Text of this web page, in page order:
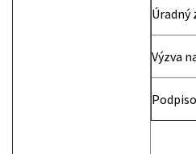
Úradný
Výzva